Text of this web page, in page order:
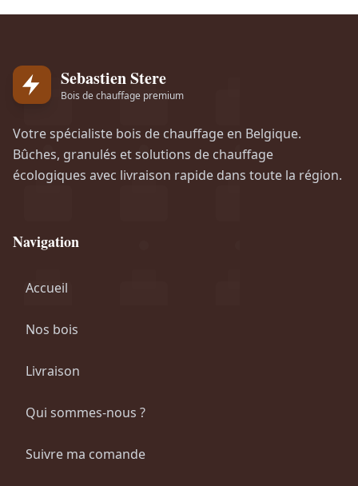
Sebastien Stere
Bois de chauffage premium
Votre spécialiste bois de chauffage en Belgique.
Bûches, granulés et solutions de chauffage
écologiques avec livraison rapide dans toute la région.
Navigation
Accueil
Nos bois
Livraison
Qui sommes-nous ?
Suivre ma comande